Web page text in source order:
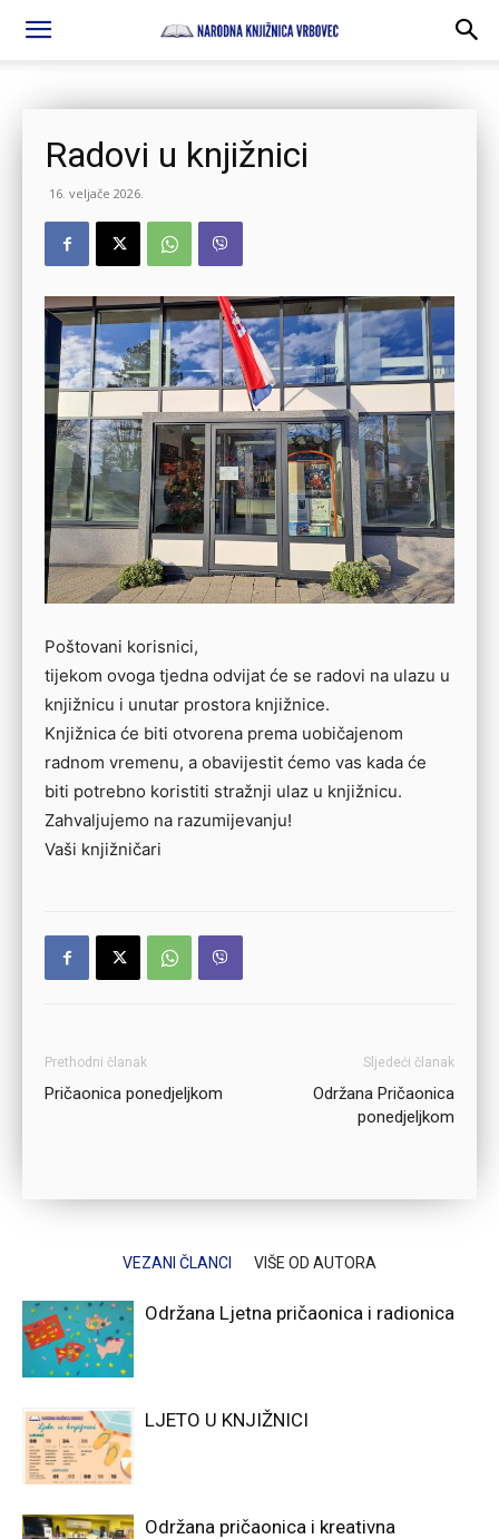
Radovi u knjižnici
16. veljače 2026.
Poštovani korisnici,
tijekom ovoga tjedna odvijat će se radovi na ulazu u
knjižnicu i unutar prostora knjižnice.
Knjižnica će biti otvorena prema uobičajenom
radnom vremenu, a obavijestit ćemo vas kada će
biti potrebno koristiti stražnji ulaz u knjižnicu.
Zahvaljujemo na razumijevanju!
Vaši knjižničari
Prethodni članak
Pričaonica ponedjeljkom
Sljedeći članak
Održana Pričaonica
ponedjeljkom
VEZANI ČLANCI VIŠE OD AUTORA
Održana Ljetna pričaonica i radionica
LJETO U KNJIŽNICI
Održana pričaonica i kreativna